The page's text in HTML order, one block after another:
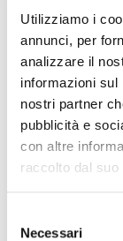
Utilizziamo i
annunci, per
analizzare il
informazioni
nostri partner
pubblicità e
con altre
raccolto dal
delNecessari
di Rossella Luciani